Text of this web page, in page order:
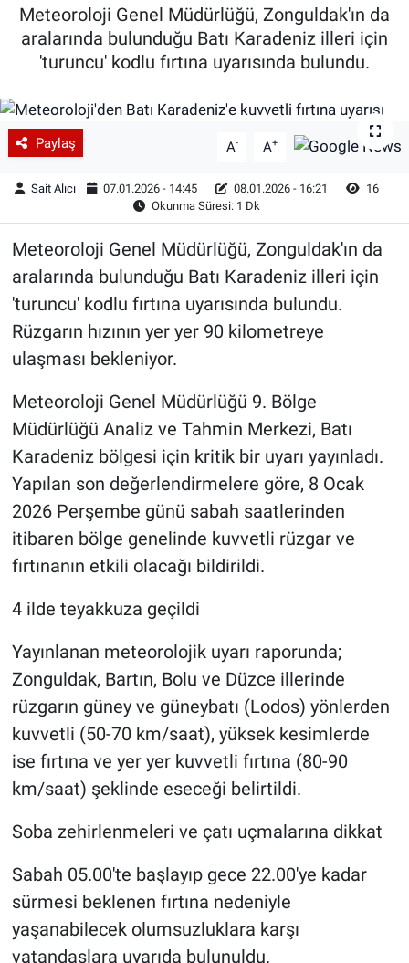
Meteoroloji Genel Müdürlüğü, Zonguldak'ın da
aralarında bulunduğu Batı Karadeniz illeri için
'turuncu' kodlu fırtına uyarısında bulundu.
Paylaş A- A+
Sait Alıcı 07.01.2026 - 14:45 08.01.2026 - 16:21
16
Okunma Süresi: 1 Dk
Meteoroloji Genel Müdürlüğü, Zonguldak'ın da
aralarında bulunduğu Batı Karadeniz illeri için
'turuncu' kodlu fırtına uyarısında bulundu.
Rüzgarın hızının yer yer 90 kilometreye
ulaşması bekleniyor.
Meteoroloji Genel Müdürlüğü 9. Bölge
Müdürlüğü Analiz ve Tahmin Merkezi, Batı
Karadeniz bölgesi için kritik bir uyarı yayınladı.
Yapılan son değerlendirmelere göre, 8 Ocak
2026 Perşembe günü sabah saatlerinden
itibaren bölge genelinde kuvvetli rüzgar ve
fırtınanın etkili olacağı bildirildi.
4 ilde teyakkuza geçildi
Yayınlanan meteorolojik uyarı raporunda;
Zonguldak, Bartın, Bolu ve Düzce illerinde
rüzgarın güney ve güneybatı (Lodos) yönlerden
kuvvetli (50-70 km/saat), yüksek kesimlerde
ise fırtına ve yer yer kuvvetli fırtına (80-90
km/saat) şeklinde eseceği belirtildi.
Soba zehirlenmeleri ve çatı uçmalarına dikkat
Sabah 05.00'te başlayıp gece 22.00'ye kadar
sürmesi beklenen fırtına nedeniyle
yaşanabilecek olumsuzluklara karşı
vatandaşlara uyarıda bulunuldu.